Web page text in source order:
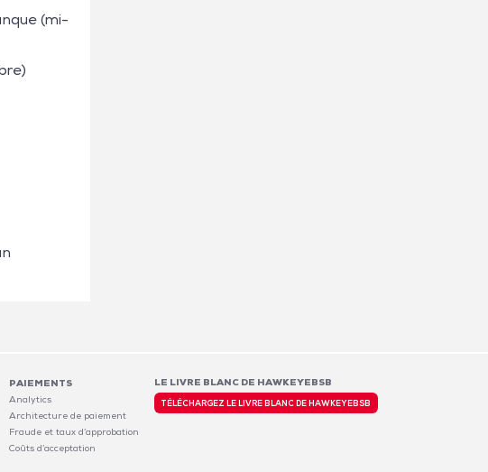
(mi-
PAIEMENTS
Analytics
Architecture de paiement
Fraude et taux d’approbation
Coûts d’acceptation
LE LIVRE BLANC DE HAWKEYEBSB
TÉLÉCHARGEZ LE LIVRE BLANC DE HAWKEYEBSB